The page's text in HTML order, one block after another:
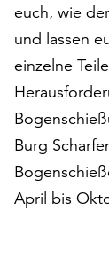
Klicken
Sie
auf
„Alle
akzeptieren“,
um
alle
Cookies
zu
akzeptieren.
euch, wie
und lassen
einzelne
Burg
April bis